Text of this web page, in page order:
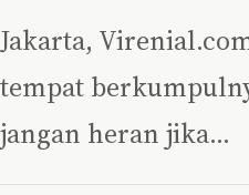
Jakarta,
tempat
jangan heran jika…